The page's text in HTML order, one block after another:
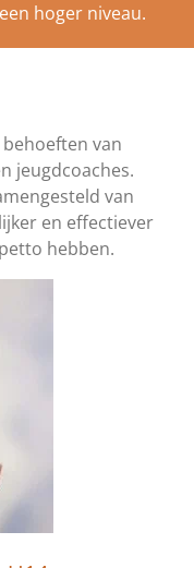
hoger niveau.
van
jeugdcoaches.
van
en effectiever
hebben.